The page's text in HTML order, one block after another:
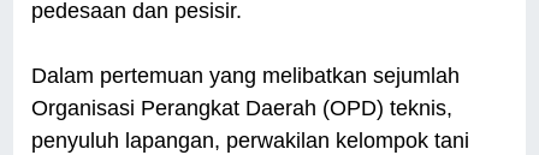
pedesaan dan pesisir.
Dalam pertemuan yang melibatkan sejumlah
Organisasi Perangkat Daerah (OPD) teknis,
penyuluh lapangan, perwakilan kelompok tani